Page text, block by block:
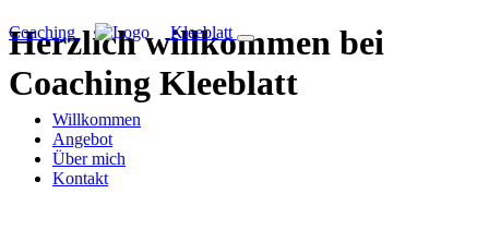
Coaching Kleeblatt
Willkommen
Angebot
Über mich
Kontakt
Herzlich willkommen bei
Coaching Kleeblatt